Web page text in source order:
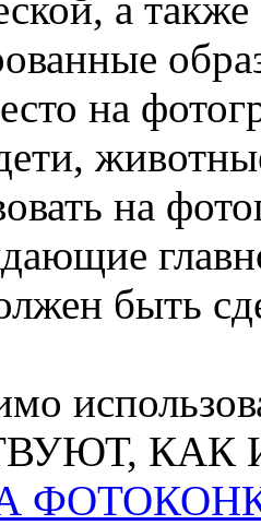
на
на
быть
КАК